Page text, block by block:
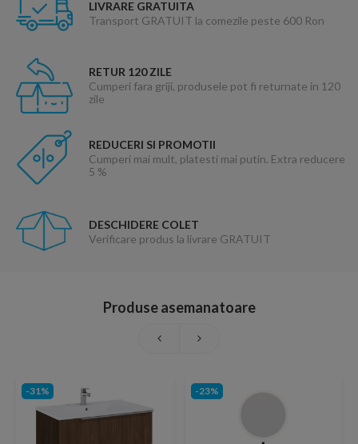
LIVRARE GRATUITA
Transport GRATUIT la comezile peste 600 Ron
RETUR 120 ZILE
Cumperi fara griji, produsele pot fi returnate in 120
zile
REDUCERI SI PROMOTII
Cumperi mai mult, platesti mai putin. Extra reducere
5 %
DESCHIDERE COLET
Verificare produs la livrare GRATUIT
Produse asemanatoare
-31% -23%